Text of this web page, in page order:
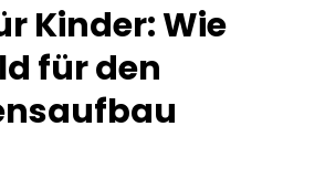
Kinder: Wie
für den